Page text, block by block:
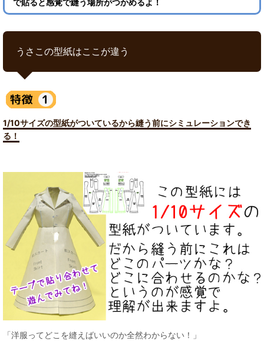
うさこの型紙はここが違う
1/10サイズの型紙がついているから縫う前にシミュレーションでき
る！
「洋服ってどこを縫えばいいのか全然わからない！」